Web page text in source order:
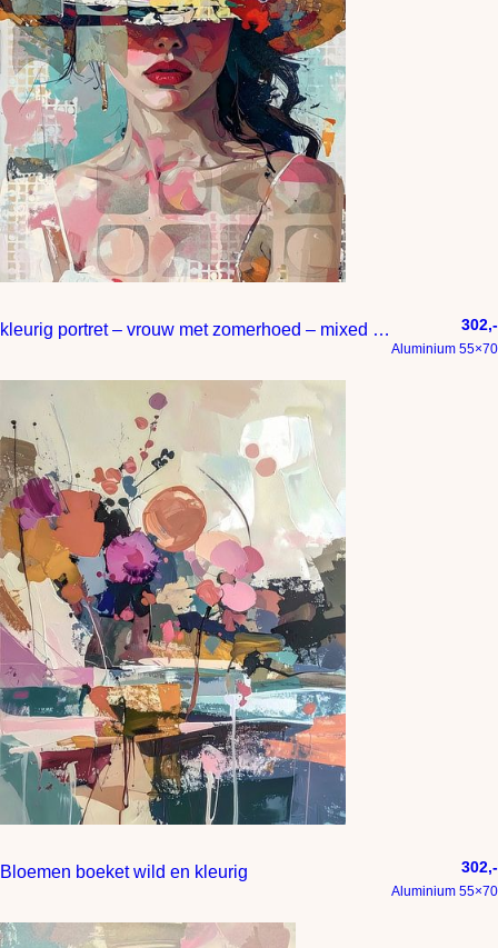
kleurig portret – vrouw met zomerhoed – mixed media 302,-
Aluminium 55×70
Bloemen boeket wild en kleurig 302,-
Aluminium 55×70